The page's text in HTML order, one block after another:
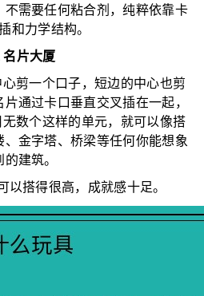
需要任何粘合剂，纯粹依靠卡
和力学结构。
名片大厦
剪一个口子，短边的中心也剪
通过卡口垂直交叉插在一起，
数个这样的单元，就可以像搭
金字塔、桥梁等任何你能想象
的建筑。
以搭得很高，成就感十足。